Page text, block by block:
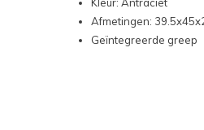
Kleur: Antraciet
Afmetingen:
Geïntegreerde greep